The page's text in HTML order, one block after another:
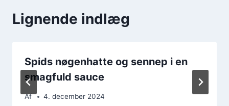
Lignende indlæg
Spids nøgenhatte og sennep i en
smagfuld sauce
Af 4. december 2024